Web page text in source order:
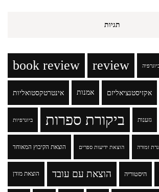
תגיות
book review review
אינטרטקסטואליות אמנות אקזיסטנציאליזם
ביוגרפיות ביקורת ספרות גזענות
הוצאת הקיבוץ המאוחד הוצאת ידיעות ספרים זמורה
הוצאת מודן הוצאת עם עובד היסטוריה